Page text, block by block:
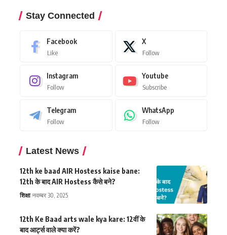
Stay Connected
Facebook
Like
X
Follow
Instagram
Follow
Youtube
Subscribe
Telegram
Follow
WhatsApp
Follow
Latest News
12th ke baad AIR Hostess kaise bane:
12th के बाद AIR Hostess कैसे बने?
शिक्षा नवम्बर 30, 2025
12th Ke Baad arts wale kya kare: 12वीं के
बाद आर्ट्स वाले क्या करें?